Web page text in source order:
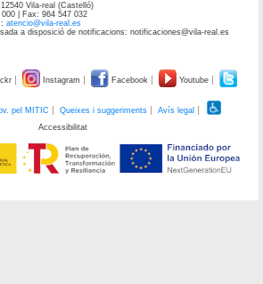
Vila-real (Castelló)
| Fax: 964 547 032
atencio@vila-real.es
a disposició de notificacions: notificaciones@vila-real.es
Instagram Facebook Youtube
pel MITIC Queixes i suggeriments
Avís legal
Accessibilitat